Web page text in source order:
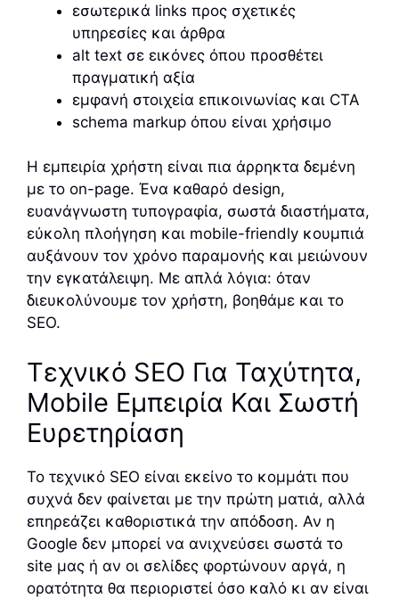
εσωτερικά links προς σχετικές
υπηρεσίες και άρθρα
alt text σε εικόνες όπου προσθέτει
πραγματική αξία
εμφανή στοιχεία επικοινωνίας και CTA
schema markup όπου είναι χρήσιμο
Η εμπειρία χρήστη είναι πια άρρηκτα δεμένη
με το on-page. Ένα καθαρό design,
ευανάγνωστη τυπογραφία, σωστά διαστήματα,
εύκολη πλοήγηση και mobile-friendly κουμπιά
αυξάνουν τον χρόνο παραμονής και μειώνουν
την εγκατάλειψη. Με απλά λόγια: όταν
διευκολύνουμε τον χρήστη, βοηθάμε και το
SEO.
Τεχνικό SEO Για Ταχύτητα,
Mobile Εμπειρία Και Σωστή
Ευρετηρίαση
Το τεχνικό SEO είναι εκείνο το κομμάτι που
συχνά δεν φαίνεται με την πρώτη ματιά, αλλά
επηρεάζει καθοριστικά την απόδοση. Αν η
Google δεν μπορεί να ανιχνεύσει σωστά το
site μας ή αν οι σελίδες φορτώνουν αργά, η
ορατότητα θα περιοριστεί όσο καλό κι αν είναι